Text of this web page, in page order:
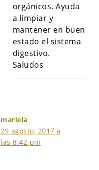
orgánicos. Ayuda
a limpiar y
mantener en buen
estado el sistema
digestivo.
Saludos
mariela
29 agosto, 2017 a
las 8:42 pm